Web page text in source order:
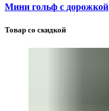
Мини гольф с дорожкой
Товар со скидкой